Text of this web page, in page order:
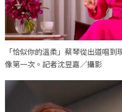
「恰似你的溫柔」蔡琴從出道唱
像第一次。記者沈昱嘉／攝影